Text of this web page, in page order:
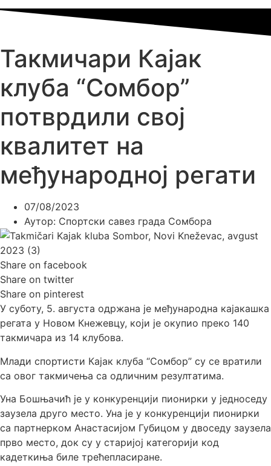
Такмичари Кајак
клуба “Сомбор”
потврдили свој
квалитет на
међународној регати
07/08/2023
Аутор: Спортски савез града Сомбора
Share on facebook
Share on twitter
Share on pinterest
У суботу, 5. августа одржана је међународна кајакашка
регата у Новом Кнежевцу, који је окупио преко 140
такмичара из 14 клубова.
Млади спортисти Кајак клуба “Сомбор” су се вратили
са овог такмичења са одличним резултатима.
Уна Бошњачић је у конкуренцији пионирки у једноседу
заузела друго место. Уна је у конкуренцији пионирки
са партнерком Анастасијом Губицом у двоседу заузела
прво место, док су у старијој категорији код
кадеткиња биле трећепласиране.